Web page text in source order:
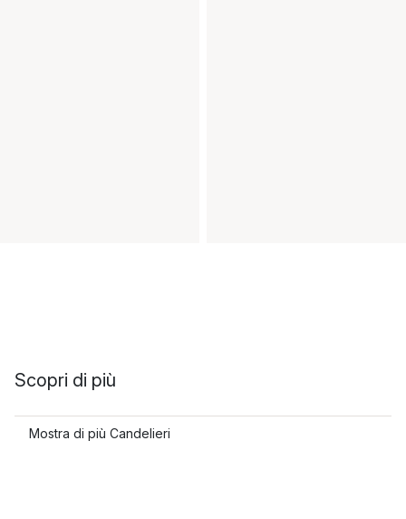
Scopri di più
Mostra di più Candelieri